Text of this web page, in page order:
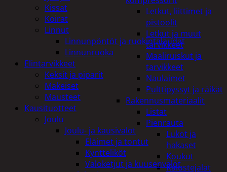
Letkut, liittimet ja
pistoolit
Letkut ja muut
tarvikkeet
Maaliruiskut ja
tarvikkeet
Naulaimet
Pulttipyssyt ja räikät
Rakennusmateriaalit
Listat
Pienrauta
Lukot ja
hakaset
Koukut
Kalustejalat
Kissat
Koirat
Linnut
Linnunpöntöt ja ruokintalaudat
Linnunruoka
Elintarvikkeet
Keksit ja piparit
Makeiset
Mausteet
Kausituotteet
Joulu
Joulu- ja kausivalot
Eläimet ja tontut
Kyntteliköt
Valoketjut ja kuusenvalot